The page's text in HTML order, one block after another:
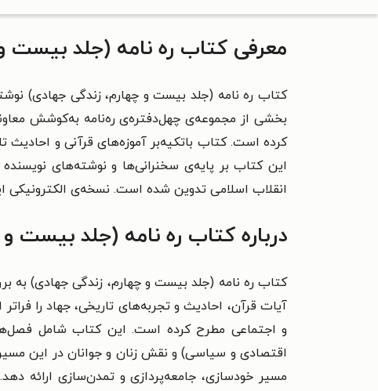
معرفی کتاب ره نامه (جلد بیست
کتاب ره نامه (جلد بیست و چهارم، زندگی جهادی)
بخشی از مجموعه‌ی چهل‌دفتره‌ی ره‌نامه به‌کوشش
کرده است. کتاب باتکیه‌بر آموزه‌های قرآنی و احادیث
انقلاب اسلامی تدوین شده است. نسخه‌ی الکترونیکی
درباره کتاب ره نامه (جلد بیست
کتاب ره نامه (جلد بیست و چهارم، زندگی جهادی) به
آیات قرآن، احادیث و تجربه‌های تاریخی، جهاد را
و اجتماعی مطرح کرده است. این کتاب شامل
اقتصادی و سیاسی) و نقش زنان و جوانان در این
مسیر خودسازی، جامعه‌پردازی و تمدن‌سازی ارائه